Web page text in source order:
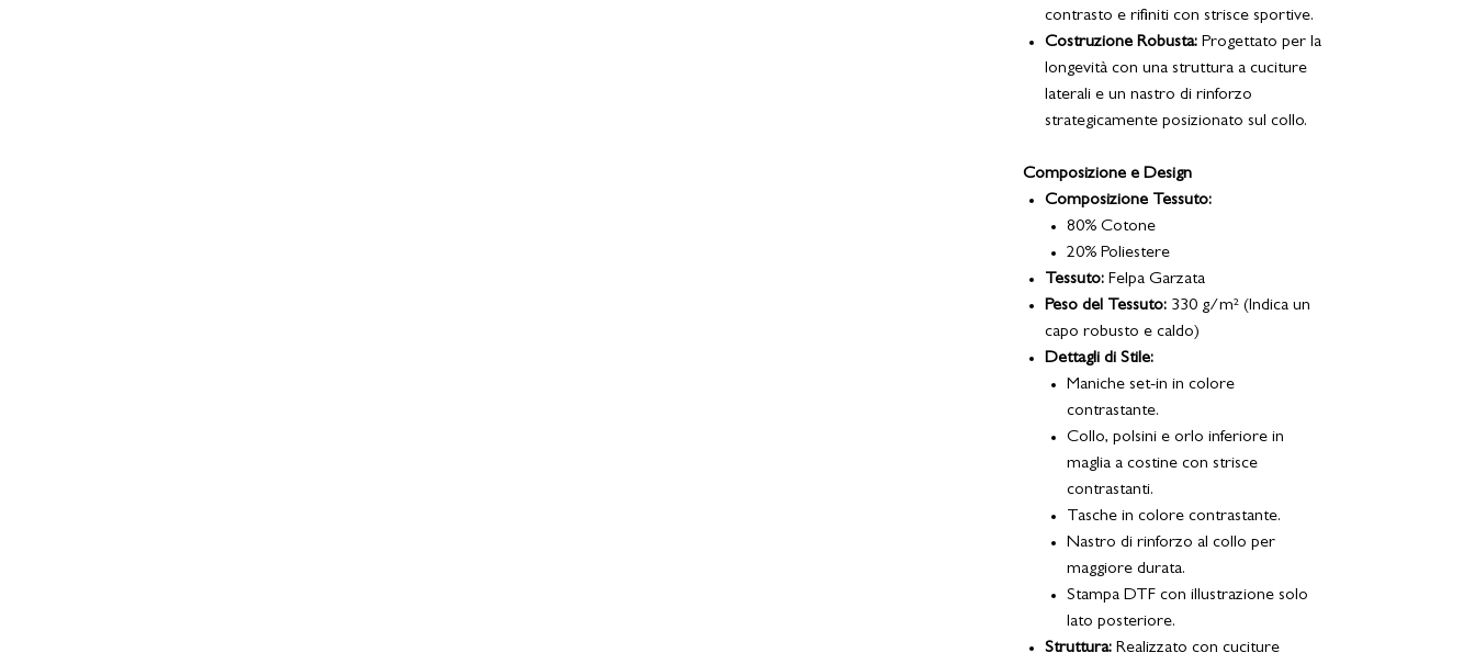
contrasto e rifiniti con strisce sportive.
Costruzione Robusta: Progettato per la
longevità con una struttura a cuciture
laterali e un nastro di rinforzo
strategicamente posizionato sul collo.
Composizione e Design
Composizione Tessuto:
80% Cotone
20% Poliestere
Tessuto: Felpa Garzata
Peso del Tessuto: 330 g/m² (Indica un
capo robusto e caldo)
Dettagli di Stile:
Maniche set-in in colore
contrastante.
Collo, polsini e orlo inferiore in
maglia a costine con strisce
contrastanti.
Tasche in colore contrastante.
Nastro di rinforzo al collo per
maggiore durata.
Stampa DTF con illustrazione solo
lato posteriore.
Struttura: Realizzato con cuciture